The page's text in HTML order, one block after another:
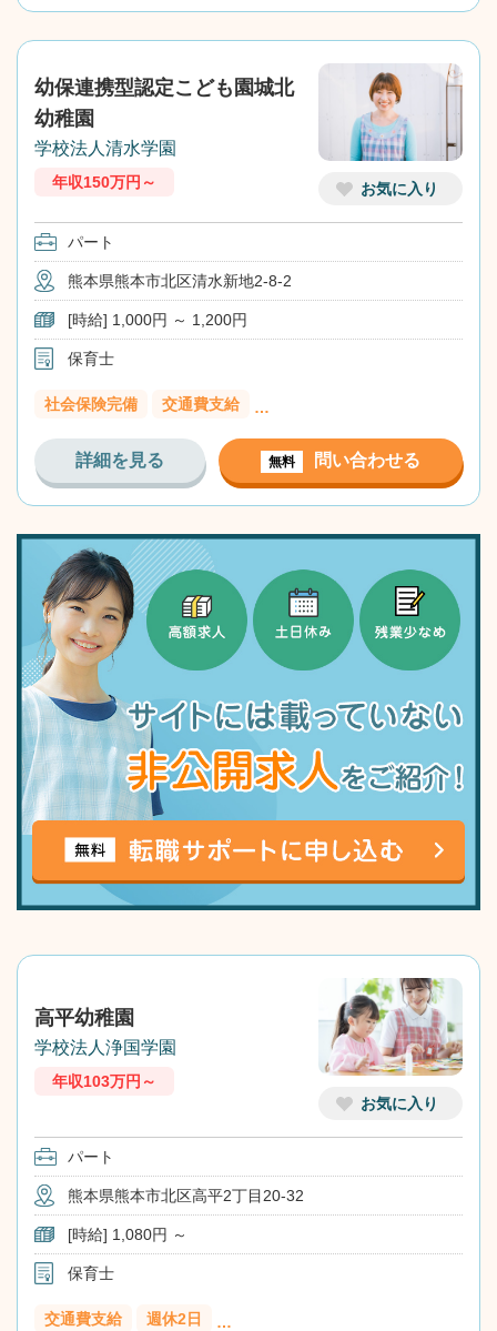
お気に入り
幼保連携型認定こども園城北
幼稚園
学校法人清水学園
年収150万円～
パート
熊本県熊本市北区清水新地2-8-2
[時給] 1,000円 ～ 1,200円
保育士
社会保険完備 交通費支給 …
詳細を見る 無料 問い合わせる
お気に入り
高平幼稚園
学校法人浄国学園
年収103万円～
パート
熊本県熊本市北区高平2丁目20-32
[時給] 1,080円 ～
保育士
交通費支給 週休2日 …